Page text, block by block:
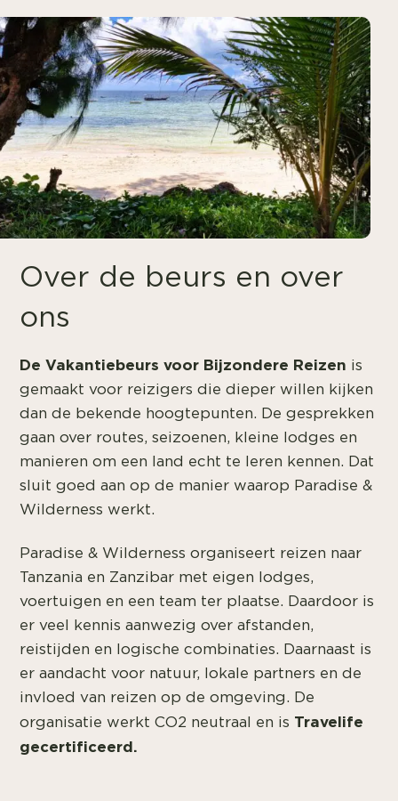
Over de beurs en over
ons
De Vakantiebeurs voor Bijzondere Reizen is
gemaakt voor reizigers die dieper willen kijken
dan de bekende hoogtepunten. De gesprekken
gaan over routes, seizoenen, kleine lodges en
manieren om een land echt te leren kennen. Dat
sluit goed aan op de manier waarop Paradise &
Wilderness werkt.
Paradise & Wilderness organiseert reizen naar
Tanzania en Zanzibar met eigen lodges,
voertuigen en een team ter plaatse. Daardoor is
er veel kennis aanwezig over afstanden,
reistijden en logische combinaties. Daarnaast is
er aandacht voor natuur, lokale partners en de
invloed van reizen op de omgeving. De
organisatie werkt CO2 neutraal en is Travelife
gecertificeerd.